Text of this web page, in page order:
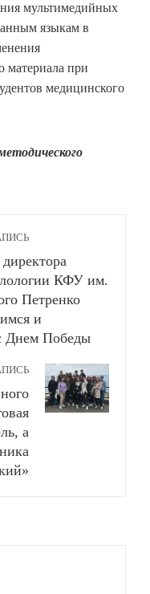
мультимедийных
языкам в
материала при
медицинского
КФУ им.
Петренко
и
Днем Победы
а